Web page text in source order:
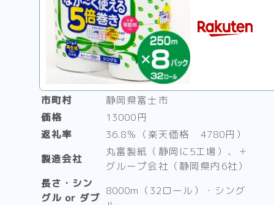
市町村
静岡県富士市
価格
13000円
返礼率
36.8％（楽天価格 4780円）
製造会社
丸富製紙（静岡に5工場）、＋
グループ会社（静岡県内6社）
長さ・シン
グル or ダブ
8000m（32ロール）・シング